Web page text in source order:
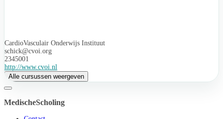
CardioVasculair Onderwijs Instituut
schick@cvoi.org
2345001
http://www.cvoi.nl
Alle cursussen weergeven
MedischeScholing